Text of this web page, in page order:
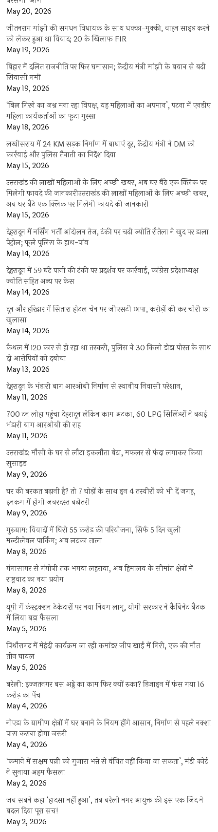
May 20, 2026
जीतनराम मांझी की समधन विधायक के साथ धक्का-मुक्की, वाहन साइड करने
को लेकर हुआ था विवाद; 20 के खिलाफ FIR
May 19, 2026
बिहार में दलित राजनीति पर फिर घमासान; केंद्रीय मंत्री मांझी के बयान से बढ़ी
सियासी गर्मी
May 19, 2026
‘बिल गिरने का जश्न मना रहा विपक्ष, यह महिलाओं का अपमान’, पटना में एनडीए
महिला कार्यकर्ताओं का फूटा गुस्सा
May 18, 2026
लखीसराय में 24 KM सड़क निर्माण में बाधाएं दूर, केंद्रीय मंत्री ने DM को
कार्रवाई और पुलिस तैनाती का निर्देश दिया
May 15, 2026
उत्तराखंड की लाखों महिलाओं के लिए अच्छी खबर, अब घर बैठे एक क्लिक पर
मिलेगी फायदे की जानकारीउत्तराखंड की लाखों महिलाओं के लिए अच्छी खबर,
अब घर बैठे एक क्लिक पर मिलेगी फायदे की जानकारी
May 15, 2026
देहरादून में नर्सिंग भर्ती आंदोलन तेज, टंकी पर चढ़ी ज्योति रौतेला ने खुद पर डाला
पेट्रोल; फूले पुलिस के हाथ-पांव
May 14, 2026
देहरादून में 59 घंटे पानी की टंकी पर प्रदर्शन पर कार्रवाई, कांग्रेस प्रदेशाध्यक्ष
ज्योति सहित अन्य पर केस
May 14, 2026
दून और हरिद्वार में सितारा होटल चेन पर जीएसटी छापा, करोड़ों की कर चोरी का
खुलासा
May 14, 2026
कैथल में i20 कार से हो रहा था तस्करी, पुलिस ने 30 किलो डोडा पोस्त के साथ
दो आरोपियों को दबोचा
May 13, 2026
देहरादून के भंडारी बाग आरओबी निर्माण से स्थानीय निवासी परेशान,
May 11, 2026
700 टन लोहा पहुंचा देहरादून लेकिन काम अटका, 60 LPG सिलिंडरों ने बढ़ाई
भंडारी बाग आरओबी की राह
May 11, 2026
उत्तराखंड: मौसी के घर से लौटा इकलौता बेटा, मफलर से फंदा लगाकर किया
सुसाइड
May 9, 2026
घर की बरकत बढ़ानी है? तो 7 घोड़ों के साथ इन 4 तस्वीरों को भी दें जगह,
इनकम में होगी जबरदस्त बढ़ोतरी
May 9, 2026
गुरुग्राम: विवादों में घिरी 55 करोड़ की परियोजना, सिर्फ 5 दिन खुली
मल्टीलेवल पार्किंग; अब लटका ताला
May 8, 2026
गंगासागर से गंगोत्री तक भगवा लहराया, अब हिमालय के सीमांत क्षेत्रों में
राष्ट्रवाद का नया प्रयोग
May 8, 2026
यूपी में कंस्ट्रक्शन ठेकेदारों पर नया नियम लागू, योगी सरकार ने कैबिनेट बैठक
में लिया बड़ा फैसला
May 5, 2026
पिथौरागढ़ में मेहंदी कार्यक्रम जा रही कमांडर जीप खाई में गिरी, एक की मौत
तीन घायल
May 5, 2026
बरेली: इज्जतनगर बस अड्डे का काम फिर क्यों रुका? डिजाइन में फंस गया 16
करोड़ का पेंच
May 4, 2026
नोएडा के ग्रामीण क्षेत्रों में घर बनाने के नियम होंगे आसान, निर्माण से पहले नक्शा
पास कराना होगा जरूरी
May 4, 2026
‘कमाने में सक्षम पत्नी को गुजारा भत्ते से वंचित नहीं किया जा सकता’, मंडी कोर्ट
ने सुनाया अहम फैसला
May 2, 2026
जब सबने कहा ‘हादसा नहीं हुआ’, तब बरेली नगर आयुक्त की इस एक जिद ने
बदल दिया पूरा सच!
May 2, 2026